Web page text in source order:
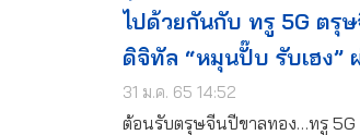
ไปด้วยกันกับ ทรู 5G ตรุษ
ดิจิทัล “หมุนปั๊บ รับเฮง”
31 ม.ค. 65 14:52
ต้อนรับตรุษจีนปีขาลทอง…ทรู 5G